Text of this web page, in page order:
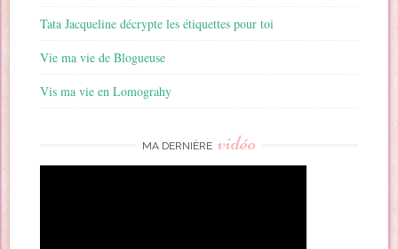
Tata Jacqueline décrypte les étiquettes pour toi
Vie ma vie de Blogueuse
Vis ma vie en Lomograhy
MA DERNIÈRE vidéo